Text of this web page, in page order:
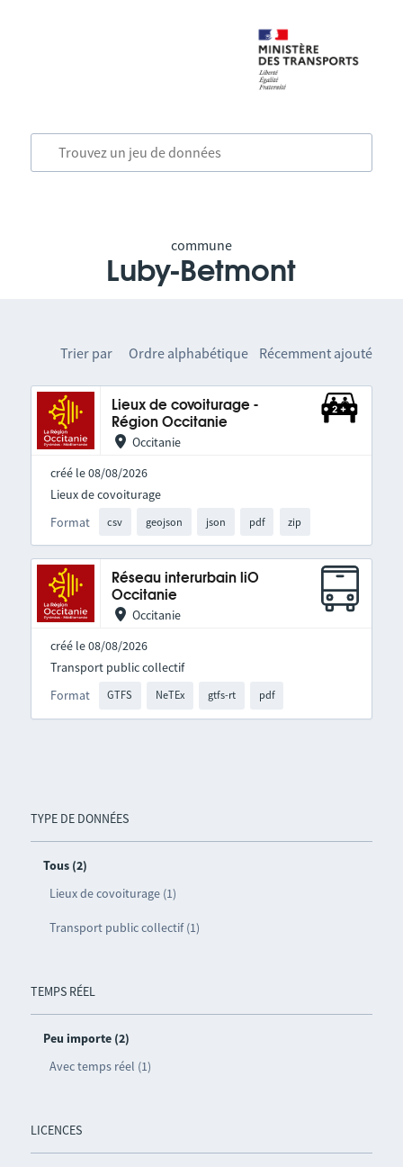
commune
Luby-Betmont
TYPE DE DONNÉES
Tous (2)
Lieux de covoiturage (1)
Transport public collectif (1)
TEMPS RÉEL
Peu importe (2)
Avec temps réel (1)
LICENCES
Trier par Ordre alphabétique Récemment ajouté
Lieux de covoiturage -
Région Occitanie
Occitanie
créé le 08/08/2026
Format csv geojson json pdf zip
Lieux de covoiturage
Réseau interurbain liO
Occitanie
Occitanie
créé le 08/08/2026
Format GTFS NeTEx gtfs-rt pdf
Transport public collectif